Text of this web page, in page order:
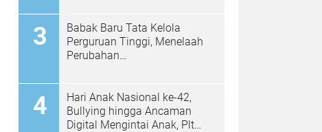
Babak Baru Tata Kelola
Perguruan Tinggi, Menelaah
Perubahan
Hari Anak Nasional ke-42,
Bullying hingga Ancaman
Digital Mengintai Anak, Plt